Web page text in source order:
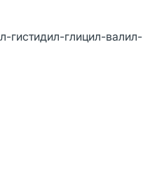
гистидил-глицил-валил-